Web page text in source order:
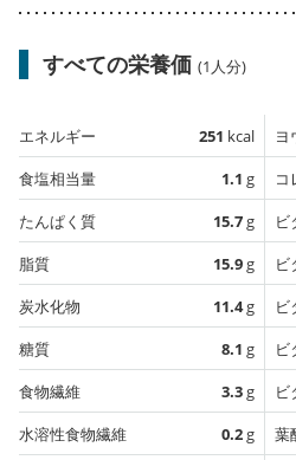
すべての栄養価 (1人分)
エネルギー 251 kcal
食塩相当量
1.1 g
たんぱく質
15.7g
脂質
15.9g
炭水化物
11.4g
糖質
8.1 g
食物繊維
3.3g
水溶性食物繊維
0.2g
ヨ
コ
ビ
ビ
ビ
ビ
ビ
葉